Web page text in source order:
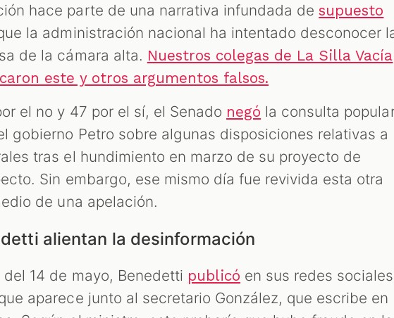
hace parte de una narrativa infundada desupuesto
la administración nacional ha intentado desconocer
de la cámara alta. Nuestros colegas de La Silla Vacía
este y otros argumentos falsos.
el no y 47 por el sí, el Senado negó la consulta
gobierno Petro sobre algunas disposiciones relativas a
tras el hundimiento en marzo de su proyecto de
Sin embargo, ese mismo día fue revivida esta otra
de una apelación.
alientan la desinformación
14 de mayo, Benedetti publicó en sus redes sociales
aparece junto al secretario González, que escribe en